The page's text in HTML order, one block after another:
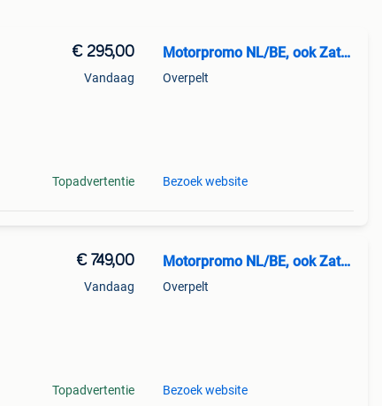
€ 295,00
Vandaag
Topadvertentie
Motorpromo NL/BE, ook Zaterdag
Overpelt
Bezoek website
€ 749,00
Vandaag
Topadvertentie
Motorpromo NL/BE, ook Zaterdag
Overpelt
Bezoek website